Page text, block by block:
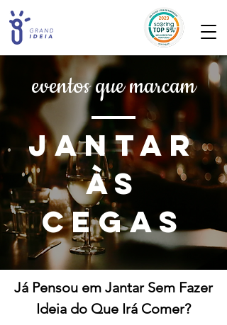
eventos que marcam
JANTAR
ÀS
CEGAS
Já Pensou em Jantar Sem Fazer
Ideia do Que Irá Comer?